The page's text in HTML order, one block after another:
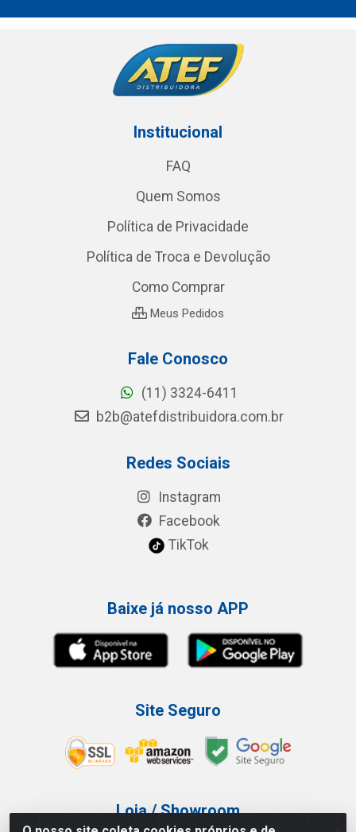
Institucional
FAQ
Quem Somos
Política de Privacidade
Política de Troca e Devolução
Como Comprar
Meus Pedidos
Fale Conosco
(11) 3324-6411
b2b@atefdistribuidora.com.br
Redes Sociais
Instagram
Facebook
TikTok
Baixe já nosso APP
Site Seguro
Loja / Showroom